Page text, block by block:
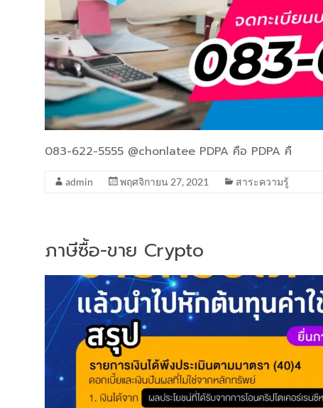
083-622-5555 @chonlatee PDPA คือ PDPA คื
admin พฤศจิกายน 27, 2021 สาระความรู้
ภาษีซื้อ-ขาย Crypto